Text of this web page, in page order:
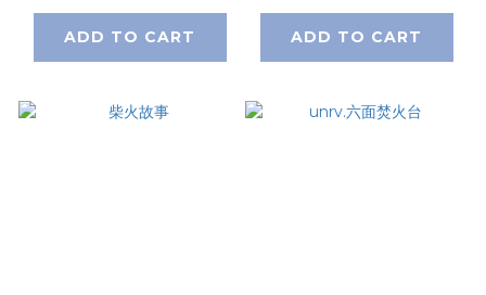
ADD TO CART ADD TO CART